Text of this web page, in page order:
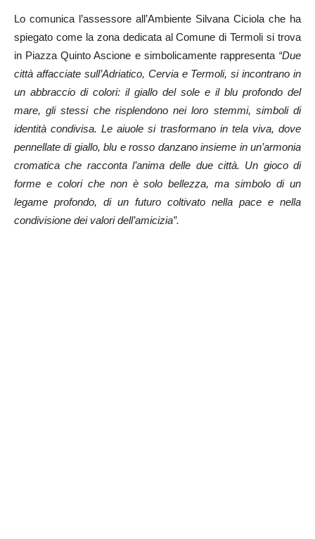
Lo comunica l’assessore all’Ambiente Silvana Ciciola che ha
spiegato come la zona dedicata al Comune di Termoli si trova
in Piazza Quinto Ascione e simbolicamente rappresenta “Due
città affacciate sull’Adriatico, Cervia e Termoli, si incontrano in
un abbraccio di colori: il giallo del sole e il blu profondo del
mare, gli stessi che risplendono nei loro stemmi, simboli di
identità condivisa. Le aiuole si trasformano in tela viva, dove
pennellate di giallo, blu e rosso danzano insieme in un’armonia
cromatica che racconta l’anima delle due città. Un gioco di
forme e colori che non è solo bellezza, ma simbolo di un
legame profondo, di un futuro coltivato nella pace e nella
condivisione dei valori dell’amicizia”.